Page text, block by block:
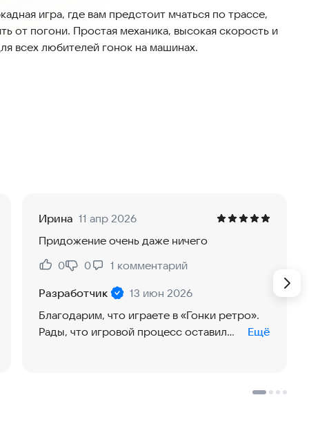
игра, где вам предстоит мчаться по трассе,
от погони. Простая механика, высокая скорость и
всех любителей гонок на машинах.
про машины или аркадные гонки с простым
вас. Игра работает без интернета, поэтому вы
полицейские погони и постоянное
трасса. Проверяйте свою реакцию,
вариант для дороги, путешествий и
выживайте как можно дольше.
Ирина 11 апр 2026
Придожение очень даже ничего
Нравится:
0
Не нравится:
0 1 комментарий
Разработчик
13 июн 2026
Благодарим, что играете в «Гонки ретро».
Рады, что игровой процесс оставил
Ещё